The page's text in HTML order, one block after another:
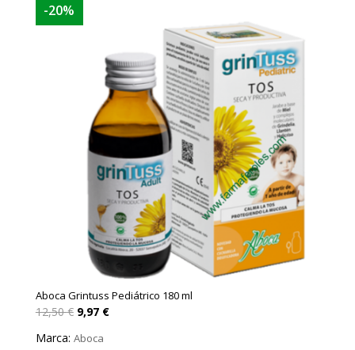
-20%
Aboca Grintuss Pediátrico 180 ml
12,50€ El
precio
original
era:
9,97 €El
precio
Marca: Aboca